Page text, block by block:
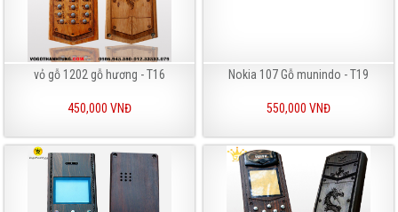
vỏ gỗ 1202 gỗ hương - T16
450,000 VNĐ
Nokia 107 Gỗ munindo - T19
550,000 VNĐ